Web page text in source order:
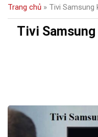
Trang chủ » Tivi Samsung
Tivi